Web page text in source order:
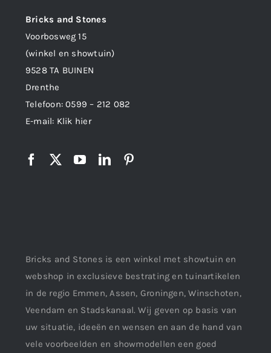
Bricks and Stones
Voorbosweg 15
(winkel en showtuin)
9528 TA BUINEN
Drenthe
Telefoon:0599 – 212 082
E-mail: Klik hier
Bricks and Stones is een winkel met showtuin en
webshop in exclusieve bestrating en tuinartikelen
in de regio Emmen, Assen, Groningen, Winschoten,
Veendam en Stadskanaal. Wij geven op basis van
uw situatie, ideeën en wensen en aan de hand van
vele voorbeelden en showmodellen een goed